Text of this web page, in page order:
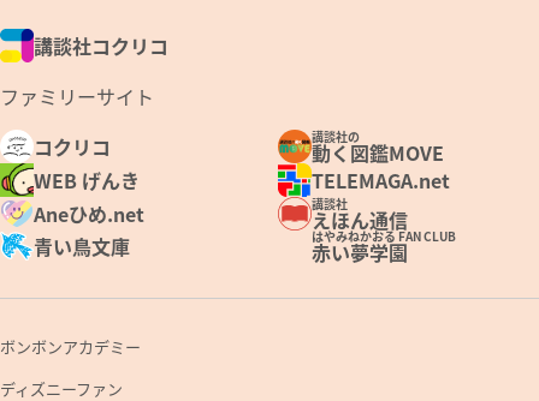
講談社コクリコ
ファミリーサイト
コクリコ
講談社の
動く図鑑MOVE
WEB げんき
TELEMAGA.net
Aneひめ.net
講談社
えほん通信
青い鳥文庫
はやみねかおる FAN CLUB
赤い夢学園
ボンボンアカデミー
ディズニーファン